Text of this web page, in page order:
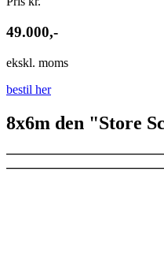
49.000,-
ekskl. moms
bestil her
8x6m den "Store